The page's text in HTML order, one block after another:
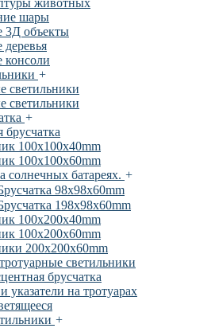
животных
шары
3Д объекты
+
светильники
светильники
+
100x100x40mm
100x100x60mm
солнечных батареях. +
98x98x60mm
198x98x60mm
100x200x40mm
100x200x60mm
200x200x60mm
светильники
брусчатка
указатели на тротуарах
+